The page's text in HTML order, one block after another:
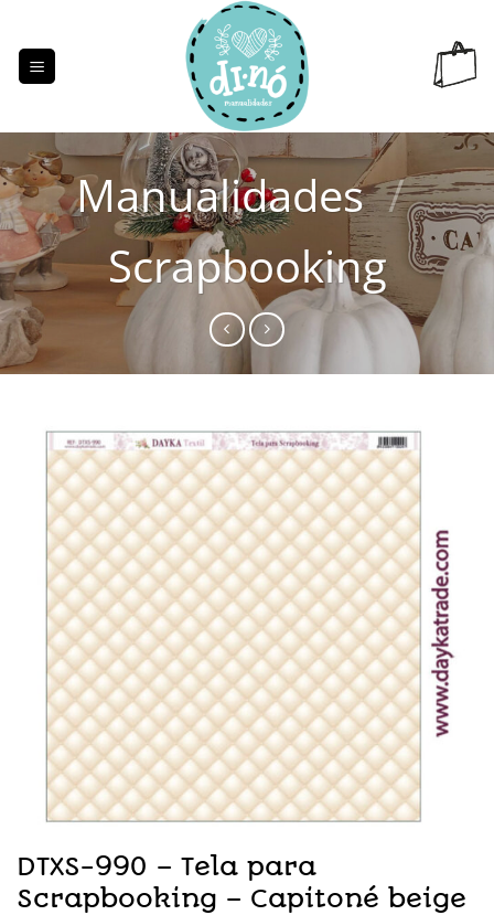
contenido
Manualidades /
Scrapbooking
DTXS-990 – Tela para
Scrapbooking – Capitoné beige